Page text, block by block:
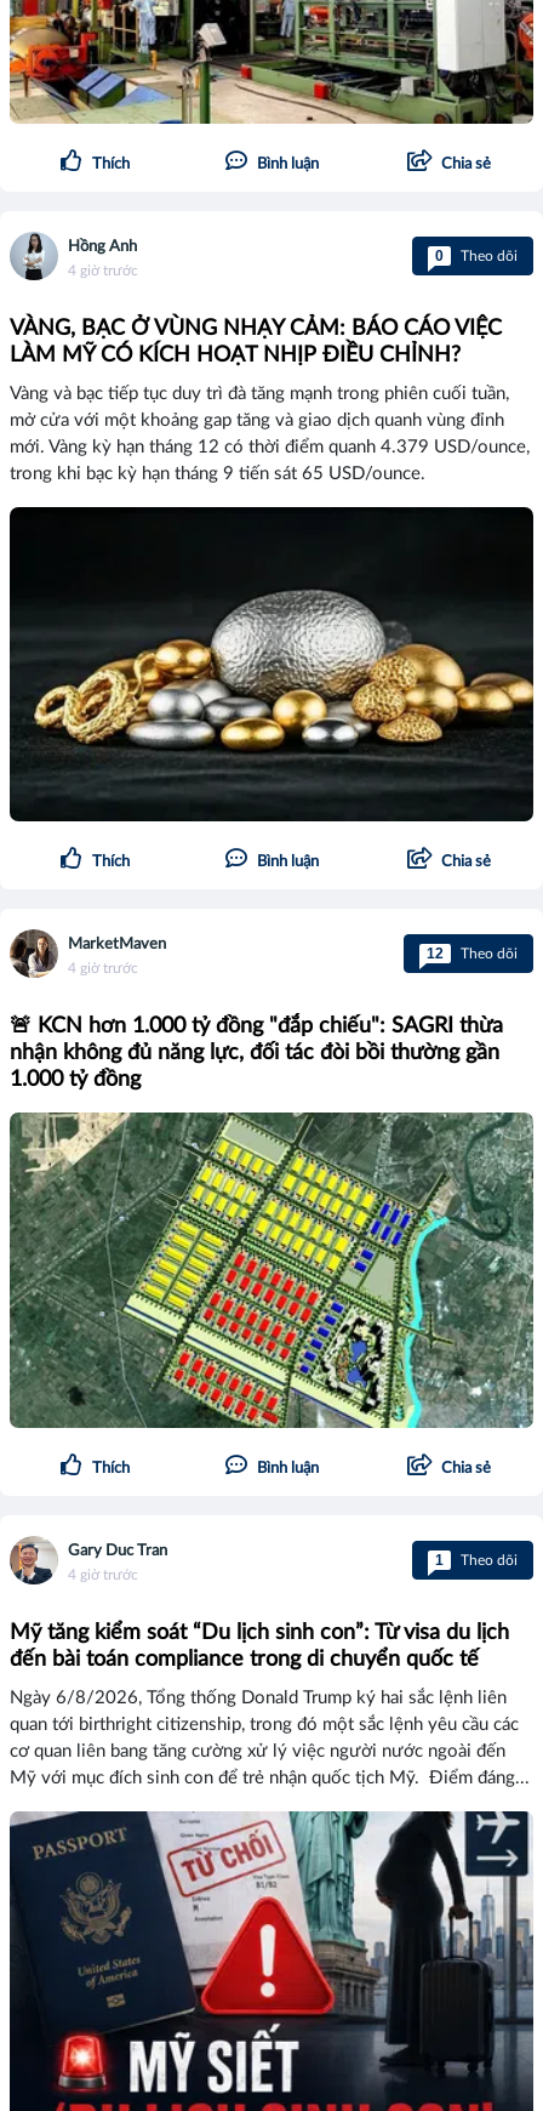
Thích Bình luận Chia sẻ
Hồng Anh
4 giờ trước
0 Theo dõi
VÀNG, BẠC Ở VÙNG NHẠY CẢM: BÁO CÁO VIỆC
LÀM MỸ CÓ KÍCH HOẠT NHỊP ĐIỀU CHỈNH?
Vàng và bạc tiếp tục duy trì đà tăng mạnh trong phiên cuối tuần,
mở cửa với một khoảng gap tăng và giao dịch quanh vùng đỉnh
mới. Vàng kỳ hạn tháng 12 có thời điểm quanh 4.379 USD/ounce,
trong khi bạc kỳ hạn tháng 9 tiến sát 65 USD/ounce.
Thích Bình luận Chia sẻ
MarketMaven
4 giờ trước
12 Theo dõi
🚨 KCN hơn 1.000 tỷ đồng "đắp chiếu": SAGRI thừa
nhận không đủ năng lực, đối tác đòi bồi thường gần
1.000 tỷ đồng
Thích Bình luận Chia sẻ
Gary Duc Tran
4 giờ trước
1 Theo dõi
Mỹ tăng kiểm soát “Du lịch sinh con”: Từ visa du lịch
đến bài toán compliance trong di chuyển quốc tế
Ngày 6/8/2026, Tổng thống Donald Trump ký hai sắc lệnh liên
quan tới birthright citizenship, trong đó một sắc lệnh yêu cầu các
cơ quan liên bang tăng cường xử lý việc người nước ngoài đến
Mỹ với mục đích sinh con để trẻ nhận quốc tịch Mỹ. Điểm đáng...